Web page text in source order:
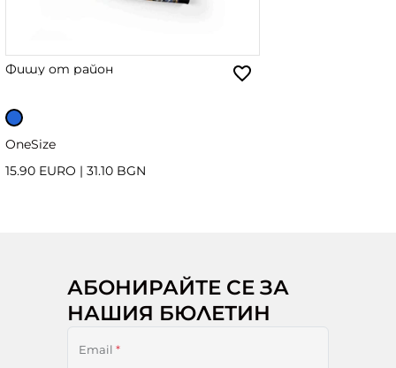
Фишу от район
OneSize
15.90 EURO | 31.10 BGN
АБОНИРАЙТЕ СЕ ЗА
НАШИЯ БЮЛЕТИН
Email *